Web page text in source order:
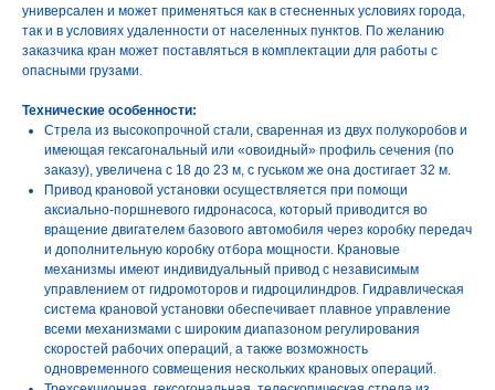
универсален и может применяться как в стесненных условиях города,
так и в условиях удаленности от населенных пунктов. По желанию
заказчика кран может поставляться в комплектации для работы с
опасными грузами.
Технические особенности:
Стрела из высокопрочной стали, сваренная из двух полукоробов и
имеющая гексагональный или «овоидный» профиль сечения (по
заказу), увеличена с 18 до 23 м, с гуськом же она достигает 32 м.
Привод крановой установки осуществляется при помощи
аксиально-поршневого гидронасоса, который приводится во
вращение двигателем базового автомобиля через коробку передач
и дополнительную коробку отбора мощности. Крановые
механизмы имеют индивидуальный привод с независимым
управлением от гидромоторов и гидроцилиндров. Гидравлическая
система крановой установки обеспечивает плавное управление
всеми механизмами с широким диапазоном регулирования
скоростей рабочих операций, а также возможность
одновременного совмещения нескольких крановых операций.